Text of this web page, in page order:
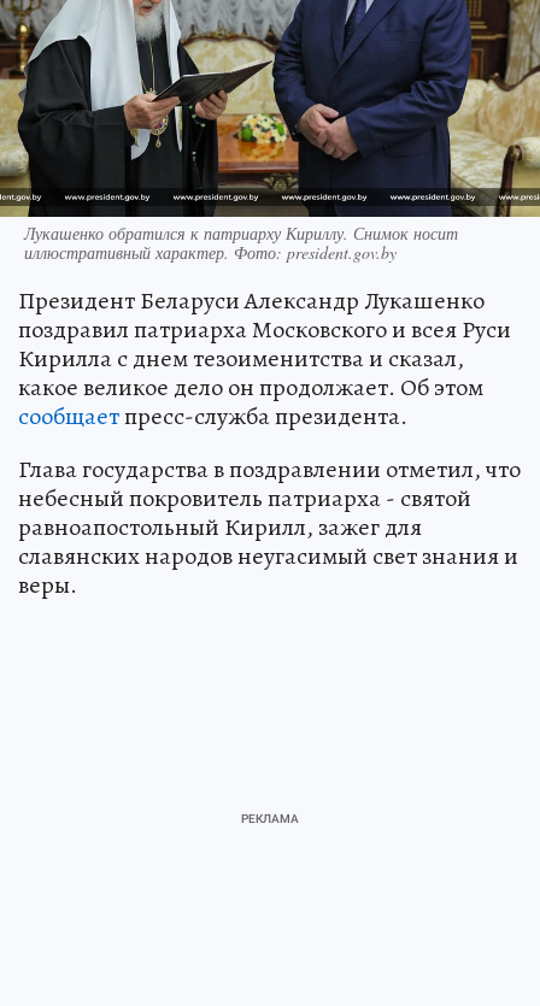
Лукашенко обратился к патриарху Кириллу. Снимок носит
иллюстративный характер. Фото: president.gov.by
Президент Беларуси Александр Лукашенко
поздравил патриарха Московского и всея Руси
Кирилла с днем тезоименитства и сказал,
какое великое дело он продолжает. Об этом
сообщаетпресс-служба президента.
Глава государства в поздравлении отметил, что
небесный покровитель патриарха - святой
равноапостольный Кирилл, зажег для
славянских народов неугасимый свет знания и
веры.